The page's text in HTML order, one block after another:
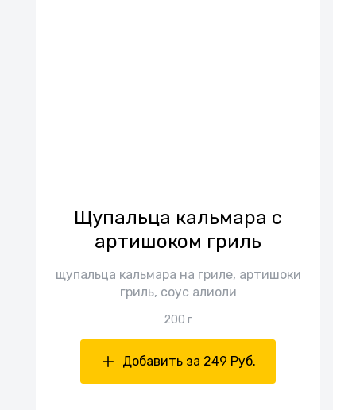
Щупальца кальмара с
артишоком гриль
щупальца кальмара на гриле, артишоки
гриль, соус алиоли
200 г
Добавить за 249 Руб.